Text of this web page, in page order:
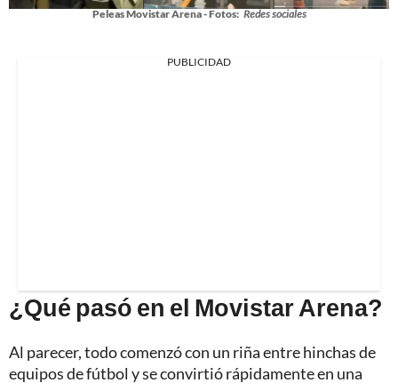
Peleas Movistar Arena - Fotos: Redes sociales
PUBLICIDAD
¿Qué pasó en el Movistar Arena?
Al parecer, todo comenzó con un riña entre hinchas de
equipos de fútbol y se convirtió rápidamente en una